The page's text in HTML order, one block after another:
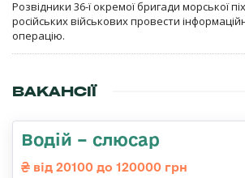
Розвідники 36-ї окремої бригади морської
російських військових провести
операцію.
ВАКАНСІЇ
Водій – слюсар
від 20100 до 120000 грн